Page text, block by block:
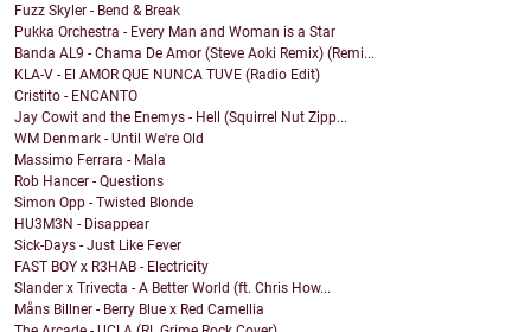
Fuzz Skyler - Bend & Break
Pukka Orchestra - Every Man and Woman is a Star
Banda AL9 - Chama De Amor (Steve Aoki Remix) (Remi...
KLA-V - El AMOR QUE NUNCA TUVE (Radio Edit)
Cristito - ENCANTO
Jay Cowit and the Enemys - Hell (Squirrel Nut Zipp...
WM Denmark - Until We're Old
Massimo Ferrara - Mala
Rob Hancer - Questions
Simon Opp - Twisted Blonde
HU3M3N - Disappear
Sick-Days - Just Like Fever
FAST BOY x R3HAB - Electricity
Slander x Trivecta - A Better World (ft. Chris How...
Måns Billner - Berry Blue x Red Camellia